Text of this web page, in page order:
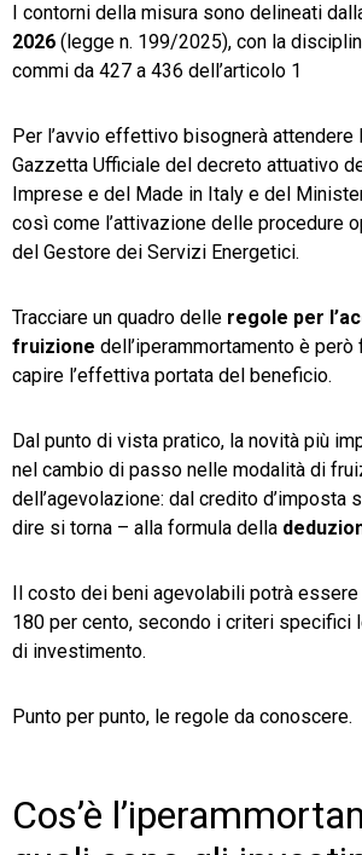
I contorni della misura sono delineati
2026 (legge n. 199/2025), con la
commi da 427 a 436 dell’articolo 1
Per l’avvio effettivo bisognerà attendere
Gazzetta Ufficiale del decreto attuativo
Imprese e del Made in Italy e del
così come l’attivazione delle procedure
del Gestore dei Servizi Energetici.
Tracciare un quadro delle regole per
fruizione dell’iperammortamento è
capire l’effettiva portata del beneficio.
Dal punto di vista pratico, la novità più
nel cambio di passo nelle modalità di
dell’agevolazione: dal credito d’imposta
dire si torna – alla formula della
Il costo dei beni agevolabili potrà
180 per cento, secondo i criteri specifici
di investimento.
Punto per punto, le regole da conoscere.
Cos’è